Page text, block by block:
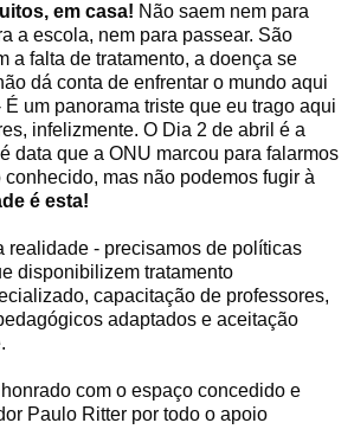
em casa! Não saem nem para
a escola, nem para passear. São
a falta de tratamento, a doença se
dá conta de enfrentar o mundo aqui
É um panorama triste que eu trago aqui
infelizmente. O Dia 2 de abril é a
data que a ONU marcou para falarmos
mas não podemos fugir à
é esta!
realidade - precisamos de políticas
disponibilizem tratamento
capacitação de professores,
adaptados e aceitação
com o espaço concedido e
Paulo Ritter por todo o apoio